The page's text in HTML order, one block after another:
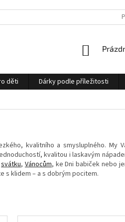
děti Dárky podle příležitosti
kvalitního a smysluplného. My
kvalitou i laskavým
svátku, Vánocům, ke Dni babiček nebo
s klidem – a s dobrým pocitem.